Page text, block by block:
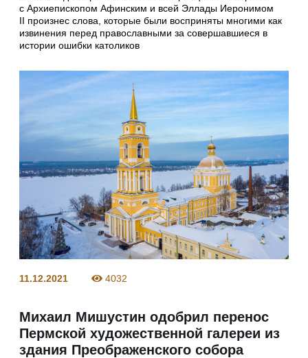
с Архиепископом Афинским и всей Эллады Иеронимом
II произнес слова, которые были восприняты многими как
извинения перед православными за совершавшиеся в
истории ошибки католиков
11.12.2021 4032
Михаил Мишустин одобрил перенос
Пермской художественной галереи из
здания Преображенского собора